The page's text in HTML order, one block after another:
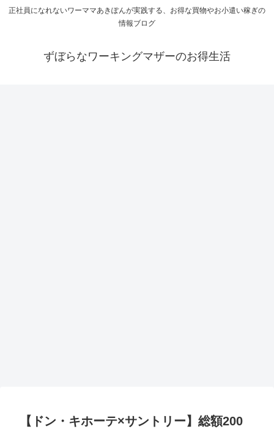
正社員になれないワーママあきぽんが実践する、お得な買物やお小遣い稼ぎの
情報ブログ
ずぼらなワーキングマザーのお得生活
【ドン・キホーテ×サントリー】総額200